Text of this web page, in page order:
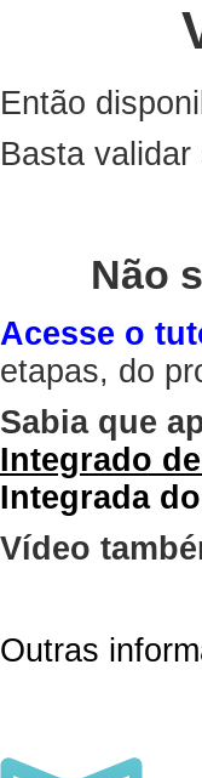
Então
Basta
Não
Acesse o
etapas, do
Sabia que
Integrado
Integrada
Vídeo
Outras